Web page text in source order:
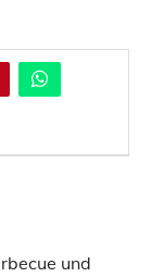
und